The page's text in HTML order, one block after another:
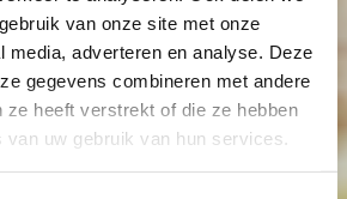
van onze site met onze
media, adverteren en analyse. Deze
gegevens combineren met andere
ze heeft verstrekt of die ze hebben
uw gebruik van hun services.